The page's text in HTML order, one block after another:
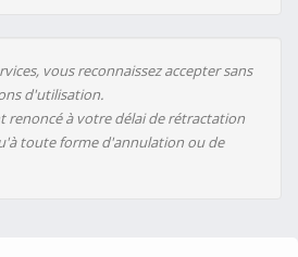
vous reconnaissez accepter sans
d'utilisation.
renoncé à votre délai de rétractation
toute forme d'annulation ou de